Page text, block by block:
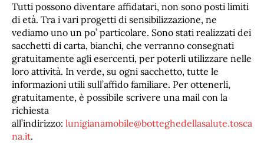
Tutti possono diventare affidatari, non sono posti limiti
di età. Tra i vari progetti di sensibilizzazione, ne
vediamo uno un po’ particolare. Sono stati realizzati dei
sacchetti di carta, bianchi, che verranno consegnati
gratuitamente agli esercenti, per poterli utilizzare nelle
loro attività. In verde, su ogni sacchetto, tutte le
informazioni utili sull’affido familiare. Per ottenerli,
gratuitamente, è possibile scrivere una mail con la
richiesta
all’indirizzo: lunigianamobile@botteghedellasalute.tosca
na.it.